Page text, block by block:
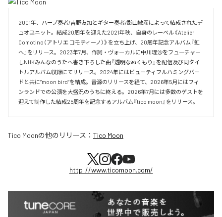
2001年、ハープ奏者/吉野友加とギター奏者/影山敏彦によって結成されたデ
ュオユニット。結成20周年を迎えた2021年秋、自身のレーベル《Atelier
Comotino（アトリエ コモティーノ）》を立ち上げ、20周年記念アルバム『虹
へ』をリリース。2023年7月、作詞・ヴォーカルに中川理沙をフューチャー
しNHKみんなのうたへ書き下ろした曲『透明なぬくもり』を配信及び同タイ
トルアルバム収録にてリリース。2024年にはビューティフルハミングバー
ドと共に”moon bird”を結成。音源のリリースを経て、2026年5月にはフィ
ンランドでの公演を大盛況のうちに終える。2026年7月には多数のゲストを
迎えて制作した結成25周年を記念するアルバム『tico moon』をリリース。
Tico Moonの他のリリース： Tico Moon
http://www.ticomoon.com/